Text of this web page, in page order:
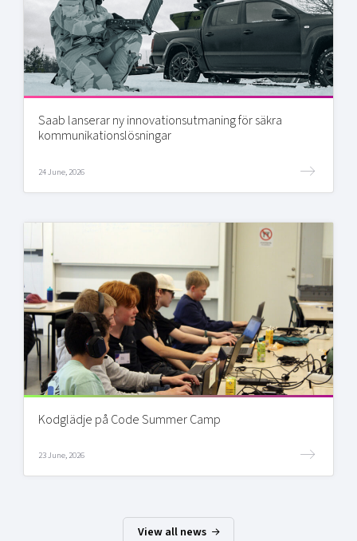
Saab lanserar ny innovationsutmaning för säkra
kommunikationslösningar
24 June, 2026
Kodglädje på Code Summer Camp
23 June, 2026
View all news